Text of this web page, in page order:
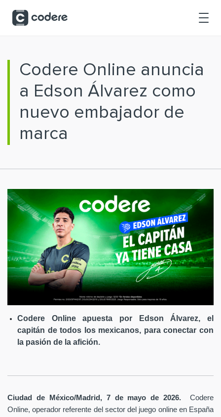
Codere Online anuncia
a Edson Álvarez como
nuevo embajador de
marca
Codere Online apuesta por Edson Álvarez, el
capitán de todos los mexicanos, para conectar con
la pasión de la afición.
Ciudad de México/Madrid, 7 de mayo de 2026. Codere
Online, operador referente del sector del juego online en España